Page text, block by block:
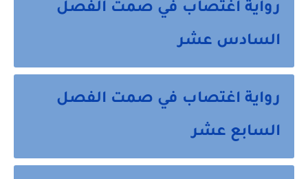
رواية اغتصاب في صمت الفصل
السادس عشر
رواية اغتصاب في صمت الفصل
السابع عشر